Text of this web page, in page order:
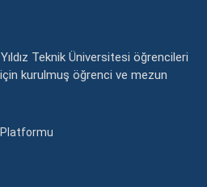
Teknik Üniversitesi öğrencileri
için kurulmuş öğrenci ve mezun
Platformu